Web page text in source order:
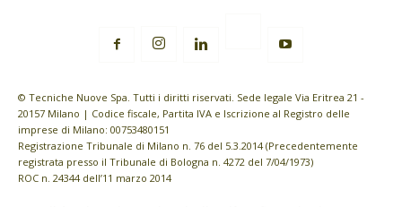
© Tecniche Nuove Spa. Tutti i diritti riservati. Sede legale Via Eritrea 21 -
20157 Milano | Codice fiscale, Partita IVA e Iscrizione al Registro delle
imprese di Milano: 00753480151
Registrazione Tribunale di Milano n. 76 del 5.3.2014 (Precedentemente
registrata presso il Tribunale di Bologna n. 4272 del 7/04/1973)
ROC n. 24344 dell’11 marzo 2014